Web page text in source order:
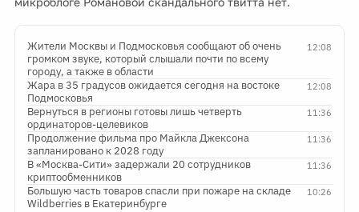
12:08
Жители Москвы и Подмосковья сообщают об очень
громком звуке, который слышали почти по всему
городу, а также в области
12:08
Жара в 35 градусов ожидается сегодня на востоке
Подмосковья
11:36
Вернуться в регионы готовы лишь четверть
ординаторов-целевиков
11:36
Продолжение фильма про Майкла Джексона
запланировано к 2028 году
11:36
В «Москва-Сити» задержали 20 сотрудников
криптообменников
10:26
Большую часть товаров спасли при пожаре на складе
Wildberries в Екатеринбурге